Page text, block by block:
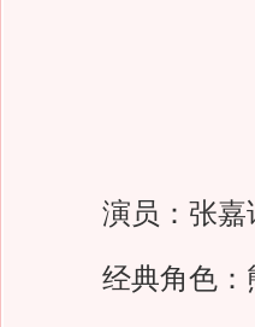
演员：张嘉
经典角色：